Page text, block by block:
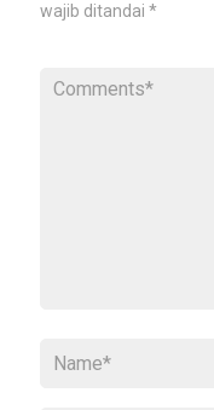
wajib ditandai *